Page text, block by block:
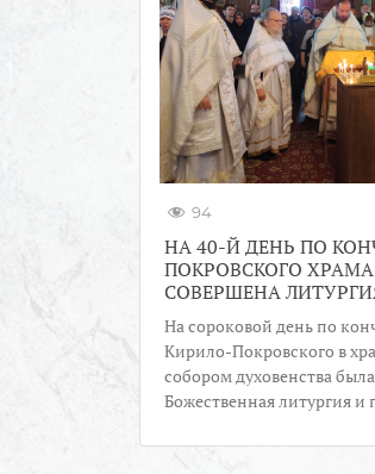
94
НА 40-Й ДЕНЬ ПО
ПОКРОВСКОГО
СОВЕРШЕНА
На сороковой день по
Кирило-Покровского в
собором духовенства
Божественная литургия и